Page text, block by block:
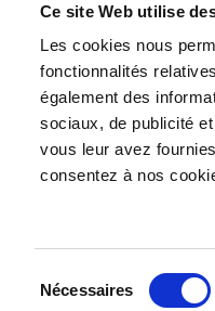
Ce site Web utilise
Les cookies nous
fonctionnalités
également des
sociaux, de publicité
vous leur avez
consentez à nos
Nécessaires
and safety on work
6, paragraph 8, letter m-
on Safety on work places).
as operators and employees
to the peculiar and
vous à notre lettre